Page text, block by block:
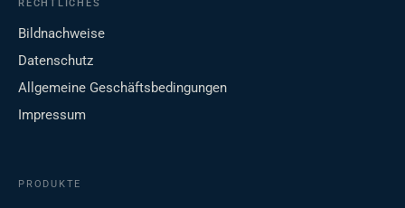
RECHTLICHES
Bildnachweise
Datenschutz
Allgemeine Geschäftsbedingungen
Impressum
PRODUKTE